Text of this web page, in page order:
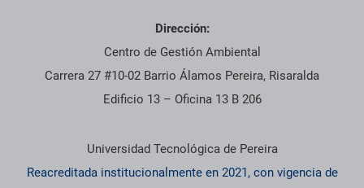
Dirección:
Centro de Gestión Ambiental
Carrera 27 #10-02 Barrio Álamos Pereira, Risaralda
Edificio 13 – Oficina 13 B 206
Información institucional
Universidad Tecnológica de Pereira
Reacreditada institucionalmente en 2021, con vigencia de